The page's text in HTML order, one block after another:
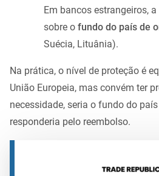
Em bancos estrangeiros,
sobre o fundo do país de
Suécia, Lituânia).
Na prática, o nível de proteção é
União Europeia, mas convém ter
necessidade, seria o fundo do
responderia pelo reembolso.